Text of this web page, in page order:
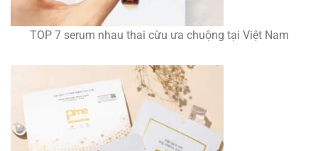
TOP 7 serum nhau thai cừu ưa chuộng tại Việt Nam